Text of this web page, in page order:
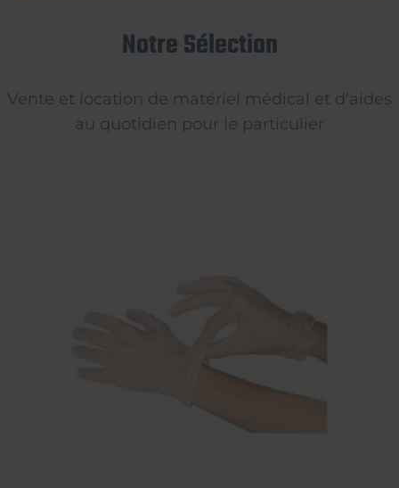
Notre Sélection
Vente et location de matériel médical et d'aides
au quotidien pour le particulier